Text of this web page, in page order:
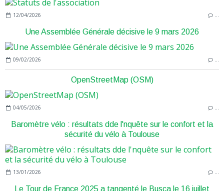
12/04/2026 …
Une Assemblée Générale décisive le 9 mars 2026
09/02/2026 …
OpenStreetMap (OSM)
04/05/2026 …
Baromètre vélo : résultats dde l'nquête sur le confort et la
sécurité du vélo à Toulouse
13/01/2026 …
Le Tour de France 2025 a tangenté le Busca le 16 juillet